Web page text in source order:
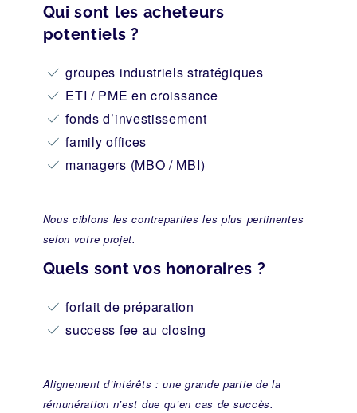
Qui sont les acheteurs
potentiels ?
groupes industriels stratégiques
ETI / PME en croissance
fonds d’investissement
family offices
managers (MBO / MBI)
Nous ciblons les contreparties les plus pertinentes
selon votre projet.
Quels sont vos honoraires ?
forfait de préparation
success fee au closing
Alignement d’intérêts : une grande partie de la
rémunération n’est due qu’en cas de succès.